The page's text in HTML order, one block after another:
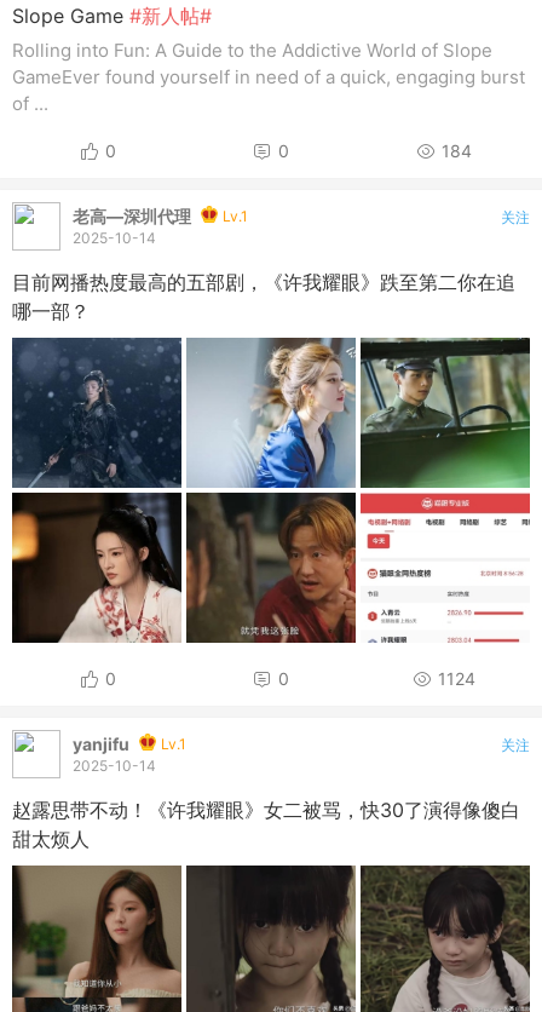
Slope Game #新人帖#
Rolling into Fun: A Guide to the Addictive World of Slope
GameEver found yourself in need of a quick, engaging burst
of ...
0 0 184
老高—深圳代理
Lv.1
2025-10-14
关注
目前网播热度最高的五部剧，《许我耀眼》跌至第二你在追
哪一部？
0 0 1124
yanjifu
Lv.1
2025-10-14
关注
赵露思带不动！《许我耀眼》女二被骂，快30了演得像傻白
甜太烦人